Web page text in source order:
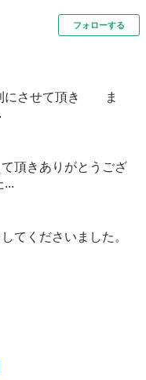
フォローする
にさせて頂き ま
頂きありがとうござ
...
てくださいました。